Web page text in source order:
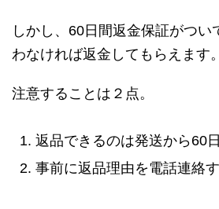
しかし、60日間返金保証がつい
わなければ返金してもらえます
注意することは２点。
返品できるのは発送から60
事前に返品理由を電話連絡